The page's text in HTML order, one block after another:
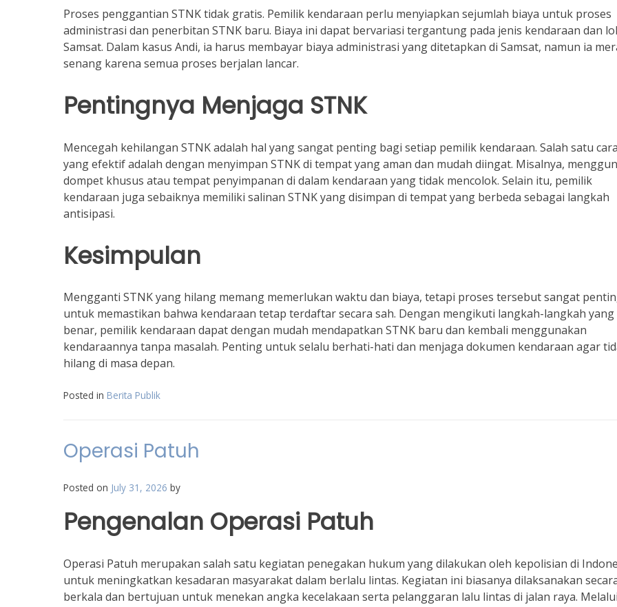
Proses penggantian STNK tidak gratis. Pemilik kendaraan perlu menyiapkan sejumlah biaya untuk proses
administrasi dan penerbitan STNK baru. Biaya ini dapat bervariasi tergantung pada jenis kendaraan dan
Samsat. Dalam kasus Andi, ia harus membayar biaya administrasi yang ditetapkan di Samsat, namun ia
senang karena semua proses berjalan lancar.
Pentingnya Menjaga STNK
Mencegah kehilangan STNK adalah hal yang sangat penting bagi setiap pemilik kendaraan. Salah satu cara
yang efektif adalah dengan menyimpan STNK di tempat yang aman dan mudah diingat. Misalnya,
dompet khusus atau tempat penyimpanan di dalam kendaraan yang tidak mencolok. Selain itu, pemilik
kendaraan juga sebaiknya memiliki salinan STNK yang disimpan di tempat yang berbeda sebagai langkah
antisipasi.
Kesimpulan
Mengganti STNK yang hilang memang memerlukan waktu dan biaya, tetapi proses tersebut sangat
untuk memastikan bahwa kendaraan tetap terdaftar secara sah. Dengan mengikuti langkah-langkah yang
benar, pemilik kendaraan dapat dengan mudah mendapatkan STNK baru dan kembali menggunakan
kendaraannya tanpa masalah. Penting untuk selalu berhati-hati dan menjaga dokumen kendaraan agar
hilang di masa depan.
Posted in Berita Publik
Operasi Patuh
Posted on July 31, 2026 by
Pengenalan Operasi Patuh
Operasi Patuh merupakan salah satu kegiatan penegakan hukum yang dilakukan oleh kepolisian di
untuk meningkatkan kesadaran masyarakat dalam berlalu lintas. Kegiatan ini biasanya dilaksanakan
berkala dan bertujuan untuk menekan angka kecelakaan serta pelanggaran lalu lintas di jalan raya. Melalui